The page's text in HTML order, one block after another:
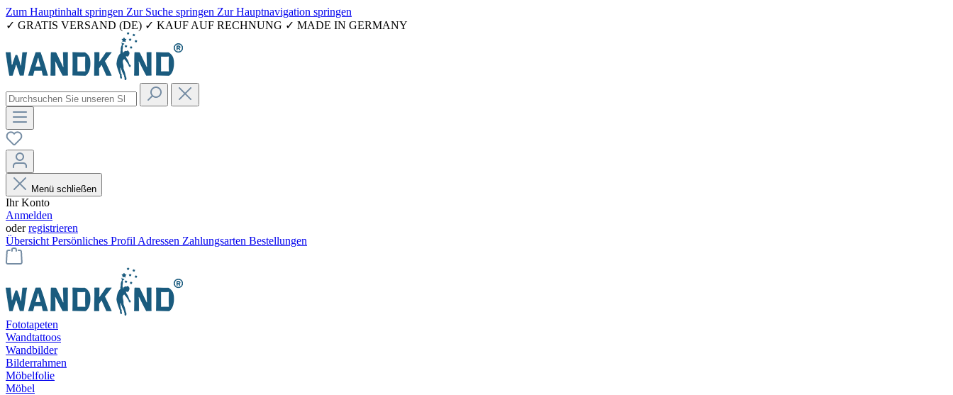
Zum Hauptinhalt springen Zur Suche springen Zur Hauptnavigation springen
✓ GRATIS VERSAND (DE) ✓ KAUF AUF RECHNUNG ✓ MADE IN GERMANY
Menü schließen
Ihr Konto
Anmelden
oderregistrieren
Übersicht Persönliches Profil Adressen Zahlungsarten Bestellungen
Fototapeten
Wandtattoos
Wandbilder
Bilderrahmen
Möbelfolie
Möbel